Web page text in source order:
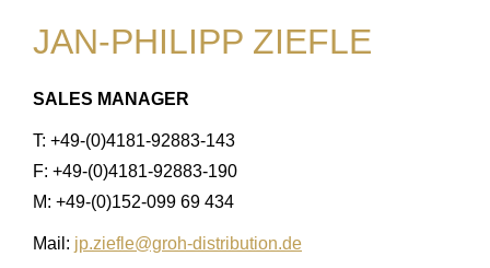
JAN-PHILIPP ZIEFLE
SALES MANAGER
T: +49-(0)4181-92883-143
F: +49-(0)4181-92883-190
M: +49-(0)152-099 69 434
Mail: jp.ziefle@groh-distribution.de